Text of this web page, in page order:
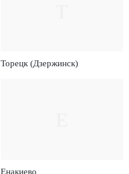
Торецк (Дзержинск)
Енакиево